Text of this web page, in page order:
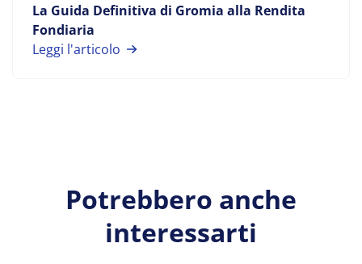
La Guida Definitiva di Gromia alla Rendita
Fondiaria
Leggi l'articolo
Potrebbero anche
interessarti